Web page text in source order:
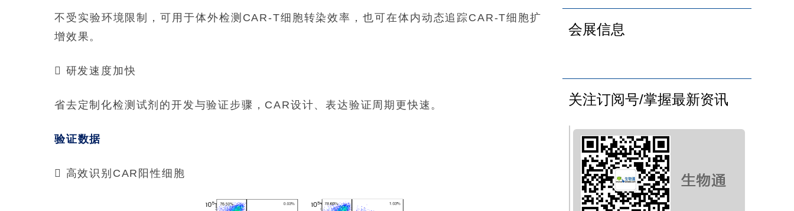
不受实验环境限制，可用于体外检测CAR-T细胞转染效率，也可在体内动态追踪CAR-T细胞扩
增效果。
 研发速度加快
省去定制化检测试剂的开发与验证步骤，CAR设计、表达验证周期更快速。
验证数据
 高效识别CAR阳性细胞
会展信息
关注订阅号/掌握最新资讯